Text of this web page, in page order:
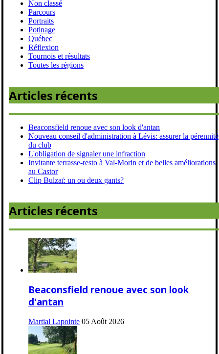
Non classé
Parcours
Portraits
Potinage
Québec
Réflexion
Tournois et résultats
Toutes les régions
Articles récents
Beaconsfield renoue avec son look d'antan
Nouveau conseil d'administration à Lévis: assurer la pérennité
du club
L'obligation de signaler une infraction
Invitante terrasse-resto à Val-Morin et de belles améliorations
au Castor
Clip Bulzaï: un ou deux gants?
Articles récents
Beaconsfield renoue avec son look
d'antan
Martial Lapointe 05 Août 2026